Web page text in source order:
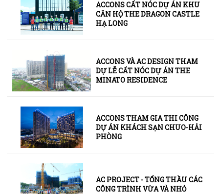
ACCONS CẤT NÓC DỰ ÁN KHU
CĂN HỘ THE DRAGON CASTLE
HẠ LONG
ACCONS VÀ AC DESIGN THAM
DỰ LỄ CẤT NÓC DỰ ÁN THE
MINATO RESIDENCE
ACCONS THAM GIA THI CÔNG
DỰ ÁN KHÁCH SẠN CHUO-HẢI
PHÒNG
AC PROJECT - TỔNG THẦU CÁC
CÔNG TRÌNH VỪA VÀ NHỎ